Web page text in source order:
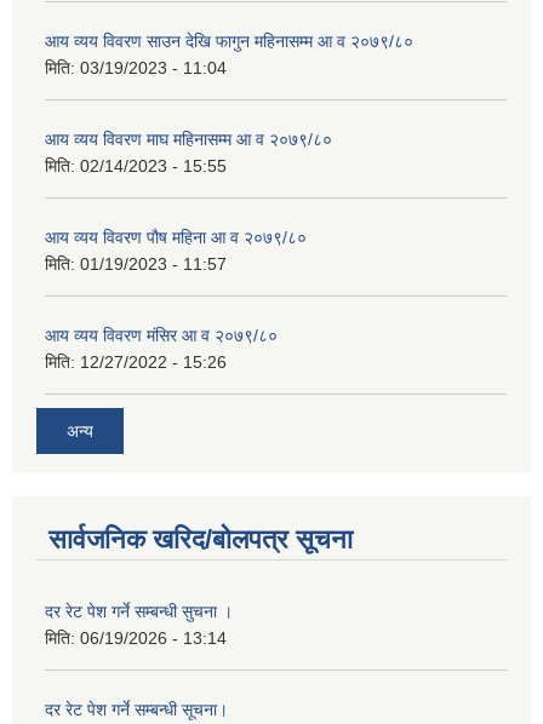
आय व्यय विवरण साउन देखि फागुन महिनासम्म आ व २०७९/८०
मिति: 03/19/2023 - 11:04
आय व्यय विवरण माघ महिनासम्म आ व २०७९/८०
मिति: 02/14/2023 - 15:55
आय व्यय विवरण पौष महिना आ व २०७९/८०
मिति: 01/19/2023 - 11:57
आय व्यय विवरण मंसिर आ व २०७९/८०
मिति: 12/27/2022 - 15:26
अन्य
सार्वजनिक खरिद/बोलपत्र सूचना
दर रेट पेश गर्ने सम्बन्धी सुचना ।
मिति: 06/19/2026 - 13:14
दर रेट पेश गर्ने सम्बन्धी सूचना।